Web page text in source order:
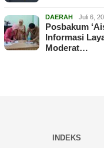
DAERAH Juli 6,
Posbakum
Informasi
Moderat…
INDEKS